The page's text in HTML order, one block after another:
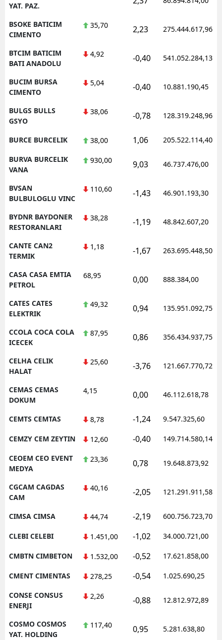
YAT. PAZ.
BSOKE BATICIM
CIMENTO
35,70 2,23 275.444.617,96
BTCIM BATICIM
BATI ANADOLU
4,92 -0,40 541.052.284,13
BUCIM BURSA
CIMENTO
5,04 -0,40 10.881.190,45
BULGS BULLS
GSYO
38,06 -0,78 128.319.248,96
BURCE BURCELIK 38,00 1,06 205.522.114,40
BURVA BURCELIK
VANA
930,00 9,03 46.737.476,00
BVSAN
BULBULOGLU VINC
110,60 -1,43 46.901.193,30
BYDNR BAYDONER
RESTORANLARI
38,28 -1,19 48.842.607,20
CANTE CAN2
TERMIK
1,18 -1,67 263.695.448,50
CASA CASA EMTIA
PETROL
68,95 0,00 888.384,00
CATES CATES
ELEKTRIK
49,32 0,94 135.951.092,75
CCOLA COCA COLA
ICECEK
87,95 0,86 356.434.937,75
CELHA CELIK
HALAT
25,60 -3,76 121.667.770,72
CEMAS CEMAS
DOKUM
4,15 0,00 46.112.618,78
CEMTS CEMTAS 8,78 -1,24 9.547.325,60
CEMZY CEM ZEYTIN 12,60 -0,40 149.714.580,14
CEOEM CEO EVENT
MEDYA
23,36 0,78 19.648.873,92
CGCAM CAGDAS
CAM
40,16 -2,05 121.291.911,58
CIMSA CIMSA 44,74 -2,19 600.756.723,70
CLEBI CELEBI 1.451,00 -1,02 34.000.721,00
CMBTN CIMBETON 1.532,00 -0,52 17.621.858,00
CMENT CIMENTAS 278,25 -0,54 1.025.690,25
CONSE CONSUS
ENERJI
2,26 -0,88 12.812.972,89
COSMO COSMOS
YAT. HOLDING
117,40 0,95 5.281.638,80